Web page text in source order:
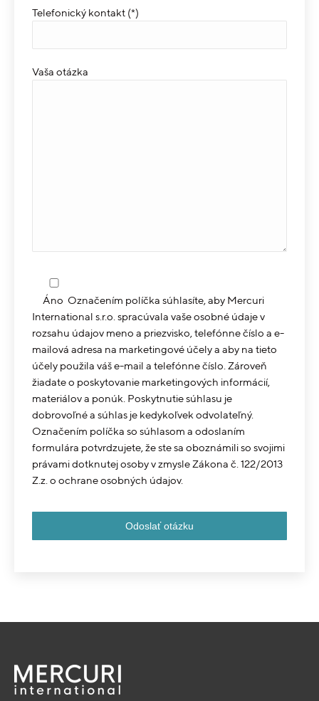
Telefonický kontakt (*)
Vaša otázka
Áno Označením políčka súhlasíte, aby Mercuri
International s.r.o. spracúvala vaše osobné údaje v
rozsahu údajov meno a priezvisko, telefónne číslo a e-
mailová adresa na marketingové účely a aby na tieto
účely použila váš e-mail a telefónne číslo. Zároveň
žiadate o poskytovanie marketingových informácií,
materiálov a ponúk. Poskytnutie súhlasu je
dobrovoľné a súhlas je kedykoľvek odvolateľný.
Označením políčka so súhlasom a odoslaním
formulára potvrdzujete, že ste sa oboznámili so svojimi
právami dotknutej osoby v zmysle Zákona č. 122/2013
Z.z. o ochrane osobných údajov.